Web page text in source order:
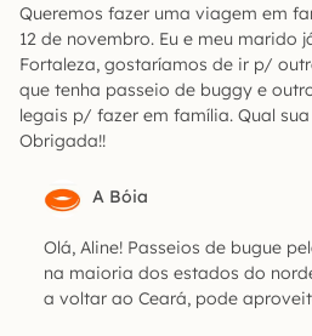
Queremos fazer uma viagem em
12 de novembro. Eu e meu marido
Fortaleza, gostaríamos de ir p/
que tenha passeio de buggy e
legais p/ fazer em família. Qual
Obrigada!!
A Bóia
Olá, Aline! Passeios de bugue
na maioria dos estados do
a voltar ao Ceará, pode